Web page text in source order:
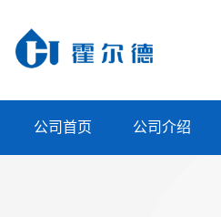
公司首页 公司介绍